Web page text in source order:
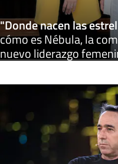
"Donde nacen las
cómo es Nébula, la
nuevo liderazgo